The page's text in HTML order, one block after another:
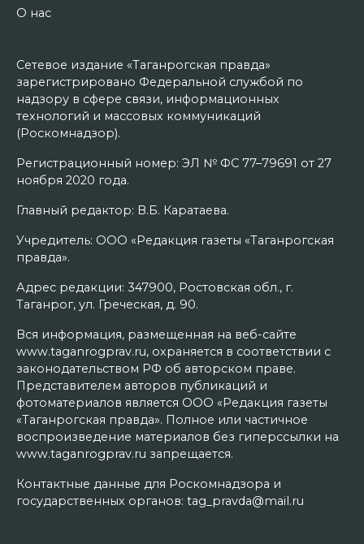
О нас
Сетевое издание «Таганрогская правда»
зарегистрировано Федеральной службой по
надзору в сфере связи, информационных
технологий и массовых коммуникаций
(Роскомнадзор).
Регистрационный номер: ЭЛ № ФС 77–79691 от 27
ноября 2020 года.
Главный редактор: В.Б. Каратаева.
Учредитель: ООО «Редакция газеты «Таганрогская
правда».
Адрес редакции: 347900, Ростовская обл., г.
Таганрог, ул. Греческая, д. 90.
Вся информация, размещенная на веб-сайте
www.taganrogprav.ru, охраняется в соответствии с
законодательством РФ об авторском праве.
Представителем авторов публикаций и
фотоматериалов является ООО «Редакция газеты
«Таганрогская правда». Полное или частичное
воспроизведение материалов без гиперссылки на
www.taganrogprav.ru запрещается.
Контактные данные для Роскомнадзора и
государственных органов: tag_pravda@mail.ru